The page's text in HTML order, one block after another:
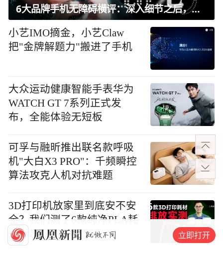
6大品牌手机无障碍横评：深入细节之后，似乎只有苹果能挺住？｜ 看见2026
小艺IMO摘金，小艺Claw
把"金牌解题力"搬进了手机
大众运动健康智能手表华为
WATCH GT 7系列正式发
布，全能体验无短板
可孚与融昕推出联名款呼吸
机"大白X3 PRO"：千频瞬控
算法攻克人机对抗难题
3D打印机放家里到底安不安
全？我们测了6款纯净PLA耗
材，发现了真相
立即打开